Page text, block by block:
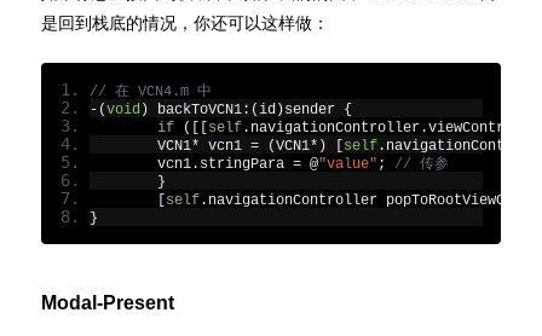
是回到栈底的情况，你还可以这样做：
// 在 VCN4.m 中
-(void ) backToVCN1:(id )sender {
if
([[self. navigationController.
    	VCN1
* vcn1 = (VCN1*) [self.
    	vcn1
. stringPara = @"value" ;
// 传参
}
[self. navigationController
}
Modal-Present